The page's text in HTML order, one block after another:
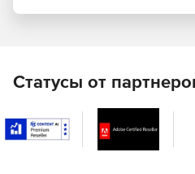
Статусы от